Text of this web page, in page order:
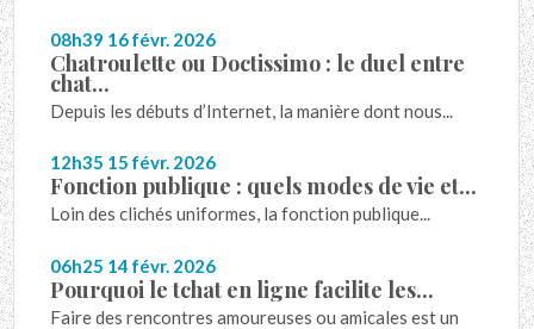
08h39 16févr. 2026
Chatroulette ou Doctissimo : le duel entre
chat...
Depuis les débuts d’Internet, la manière dont nous...
12h35 15 févr. 2026
Fonction publique : quels modes de vie et...
Loin des clichés uniformes, la fonction publique...
06h25 14 févr. 2026
Pourquoi le tchat en ligne facilite les...
Faire des rencontres amoureuses ou amicales est un